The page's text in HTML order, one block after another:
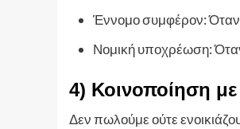
Έννομο συμφέρον: Όταν
Νομική υποχρέωση:
4) Κοινοποίηση με
Δεν πωλούμε ούτε